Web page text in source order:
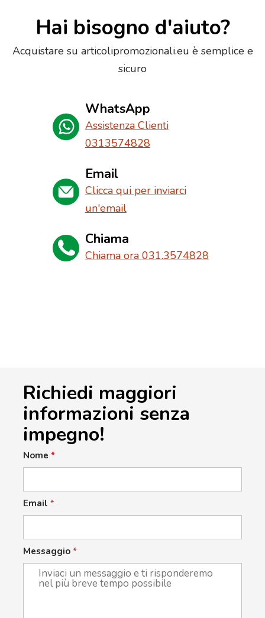
Hai bisogno d'aiuto?
Acquistare su articolipromozionali.eu è semplice e
sicuro
WhatsApp
Assistenza Clienti
0313574828
Email
Clicca qui per inviarci
un'email
Chiama
Chiama ora 031.3574828
Richiedi maggiori
informazioni senza
impegno!
Nome *
Email *
Messaggio *